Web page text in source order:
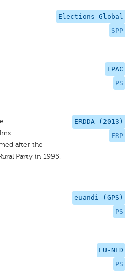
Elections Global
SPP
EPAC
PS
ERDDA (2013)
FRP
after the
Party in 1995.
euandi (GPS)
PS
EU-NED
PS